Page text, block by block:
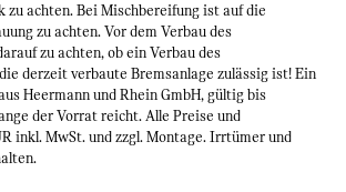
achten. Bei Mischbereifung ist auf die
zu achten. Vor dem Verbau des
zu achten, ob ein Verbau des
derzeit verbaute Bremsanlage zulässig ist! Ein
Heermann und Rhein GmbH, gültig bis
der Vorrat reicht. Alle Preise und
inkl. MwSt. und zzgl. Montage. Irrtümer und